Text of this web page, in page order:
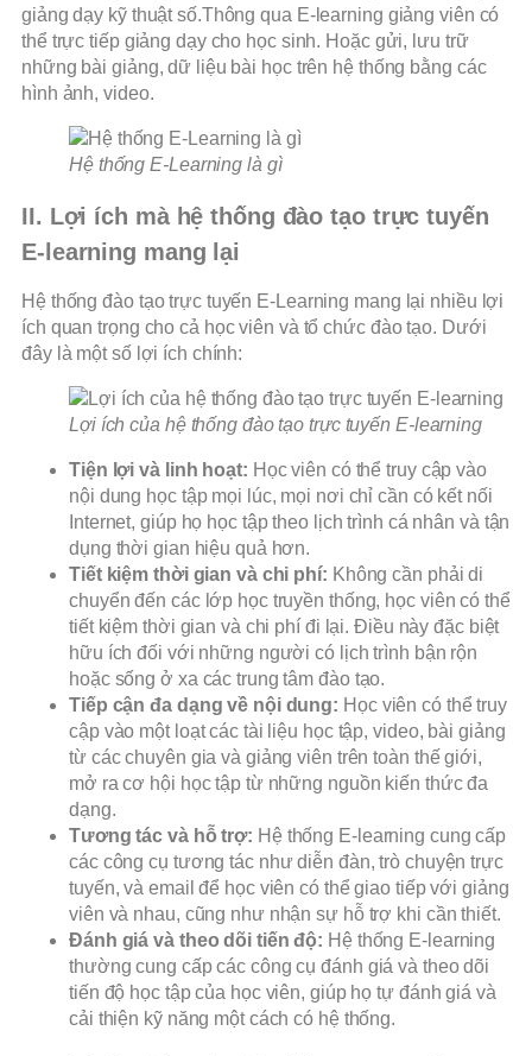
giảng dạy kỹ thuật số.Thông qua E-learning giảng viên có
thể trực tiếp giảng dạy cho học sinh. Hoặc gửi, lưu trữ
những bài giảng, dữ liệu bài học trên hệ thống bằng các
hình ảnh, video.
Hệ thống E-Learning là gì
II. Lợi ích mà hệ thống đào tạo trực tuyến
E-learning mang lại
Hệ thống đào tạo trực tuyến E-Learning mang lại nhiều lợi
ích quan trọng cho cả học viên và tổ chức đào tạo. Dưới
đây là một số lợi ích chính:
Lợi ích của hệ thống đào tạo trực tuyến E-learning
Tiện lợi và linh hoạt: Học viên có thể truy cập vào
nội dung học tập mọi lúc, mọi nơi chỉ cần có kết nối
Internet, giúp họ học tập theo lịch trình cá nhân và tận
dụng thời gian hiệu quả hơn.
Tiết kiệm thời gian và chi phí: Không cần phải di
chuyển đến các lớp học truyền thống, học viên có thể
tiết kiệm thời gian và chi phí đi lại. Điều này đặc biệt
hữu ích đối với những người có lịch trình bận rộn
hoặc sống ở xa các trung tâm đào tạo.
Tiếp cận đa dạng về nội dung: Học viên có thể truy
cập vào một loạt các tài liệu học tập, video, bài giảng
từ các chuyên gia và giảng viên trên toàn thế giới,
mở ra cơ hội học tập từ những nguồn kiến thức đa
dạng.
Tương tác và hỗ trợ: Hệ thống E-learning cung cấp
các công cụ tương tác như diễn đàn, trò chuyện trực
tuyến, và email để học viên có thể giao tiếp với giảng
viên và nhau, cũng như nhận sự hỗ trợ khi cần thiết.
Đánh giá và theo dõi tiến độ: Hệ thống E-learning
thường cung cấp các công cụ đánh giá và theo dõi
tiến độ học tập của học viên, giúp họ tự đánh giá và
cải thiện kỹ năng một cách có hệ thống.